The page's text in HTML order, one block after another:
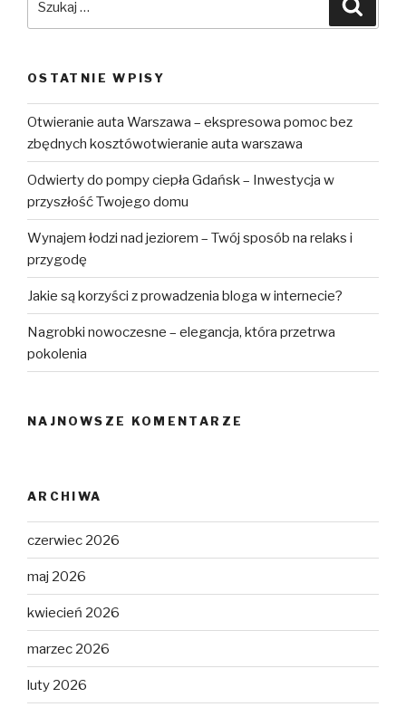
OSTATNIE WPISY
Otwieranie auta Warszawa – ekspresowa pomoc bez
zbędnych kosztówotwieranie auta warszawa
Odwierty do pompy ciepła Gdańsk – Inwestycja w
przyszłość Twojego domu
Wynajem łodzi nad jeziorem – Twój sposób na relaks i
przygodę
Jakie są korzyści z prowadzenia bloga w internecie?
Nagrobki nowoczesne – elegancja, która przetrwa
pokolenia
NAJNOWSZE KOMENTARZE
ARCHIWA
czerwiec 2026
maj 2026
kwiecień 2026
marzec 2026
luty 2026